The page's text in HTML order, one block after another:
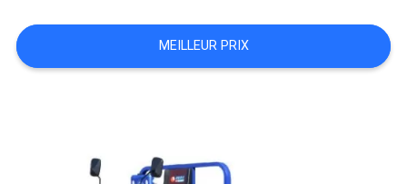
NOUVELLES
CITATION
MEILLEUR PRIX